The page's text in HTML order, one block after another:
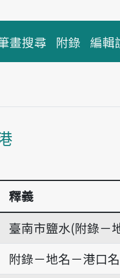
畫搜尋 附錄 編輯
釋義
臺南市鹽水(附錄－
附錄－地名－港口名